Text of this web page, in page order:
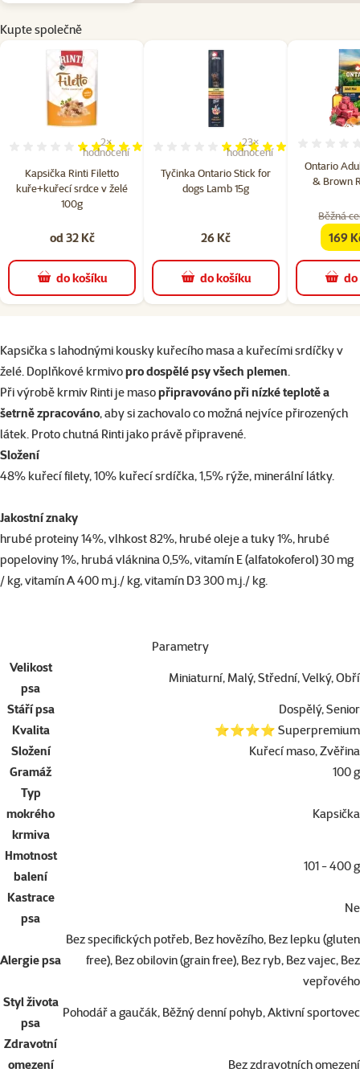
Kupte společně
Kapsička Rinti Filetto
kuře+kuřecí srdce v želé
100g
Hodnocení 100%, počet hodnocení: 2
2×
hodnocení
od 32 Kč
do košíku
Tyčinka Ontario Stick for
dogs Lamb 15g
Hodnocení 97%, počet
23×
hodnocení
26 Kč
do košíku
Ontario
& Brown
Běžná
169
superzoo.product.detail.content
Kapsička s lahodnými kousky kuřecího masa a kuřecími srdíčky v
želé. Doplňkové krmivopro dospělé psy všech plemen
Při výrobě krmiv Rinti je masopřipravováno při nízké teplotě a
šetrně zpracováno, aby si zachovalo co možná nejvíce přirozených
látek. Proto chutná Rinti jako právě připravené.
Složení
48% kuřecí filety, 10% kuřecí srdíčka, 1,5% rýže, minerální látky.
Jakostní znaky
hrubé proteiny 14%, vlhkost 82%, hrubé oleje a tuky 1%, hrubé
popeloviny 1%, hrubá vláknina 0,5%, vitamín E (alfatokoferol) 30 mg
/ kg, vitamín A 400 m.j./ kg, vitamín D3 300 m.j./ kg.
Parametry
Velikost
psa
Miniaturní, Malý, Střední, Velký, Obří
Stáří psa
Dospělý, Senior
Kvalita
⭐⭐⭐⭐ Superpremium
Složení
Kuřecí maso, Zvěřina
Gramáž
100 g
Typ
mokrého
krmiva
Kapsička
Hmotnost
balení
101 - 400 g
Kastrace
psa
Ne
Alergie psa
Bez specifických potřeb, Bez hovězího, Bez lepku (gluten
free), Bez obilovin (grain free), Bez ryb, Bez vajec, Bez
vepřového
Styl života
psa
Pohodář a gaučák, Běžný denní pohyb, Aktivní sportovec
Zdravotní
omezení
Bez zdravotních omezení